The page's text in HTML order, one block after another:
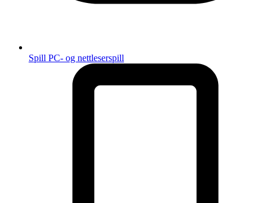
Spill PC- og nettleserspill